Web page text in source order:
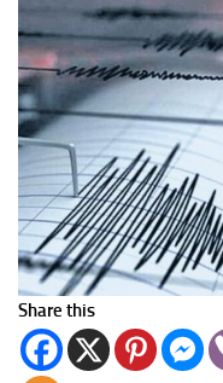
Share this